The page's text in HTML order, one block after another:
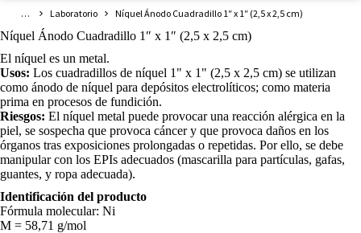
Estás aquí:
Laboratorio Níquel Ánodo Cuadradillo 1″ x 1″ (2,5 x 2,5 cm)
Níquel Ánodo Cuadradillo 1″ x 1″ (2,5 x 2,5 cm)
El níquel es un metal.
Usos: Los cuadradillos de níquel 1" x 1" (2,5 x 2,5 cm) se utilizan
como ánodo de níquel para depósitos electrolíticos; como materia
prima en procesos de fundición.
Riesgos: El níquel metal puede provocar una reacción alérgica en la
piel, se sospecha que provoca cáncer y que provoca daños en los
órganos tras exposiciones prolongadas o repetidas. Por ello, se debe
manipular con los EPIs adecuados (mascarilla para partículas, gafas,
guantes, y ropa adecuada).
Identificación del producto
Fórmula molecular: Ni
M = 58,71 g/mol